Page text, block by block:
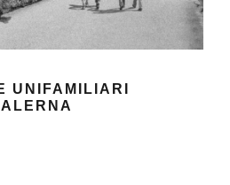
UNIFAMILIARI